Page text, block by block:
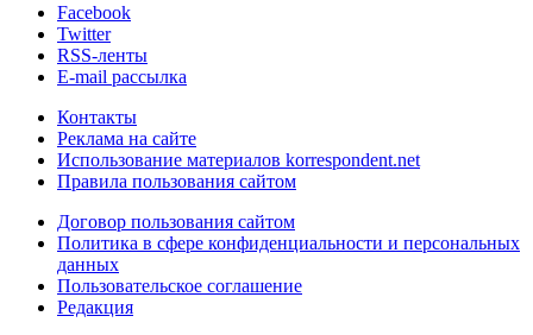
Facebook
Twitter
RSS-ленты
E-mail рассылка
Контакты
Реклама на сайте
Использование материалов korrespondent.net
Правила пользования сайтом
Договор пользования сайтом
Политика в сфере конфиденциальности и персональных
данных
Пользовательское соглашение
Редакция